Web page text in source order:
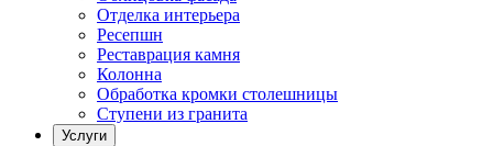
Отделка интерьера
Ресепшн
Реставрация камня
Колонна
Обработка кромки столешницы
Ступени из гранита
Услуги